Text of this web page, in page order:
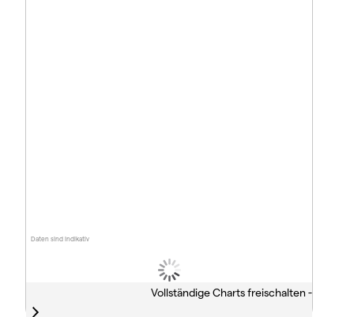
Daten sind indikativ
Vollständige Charts freischalten -